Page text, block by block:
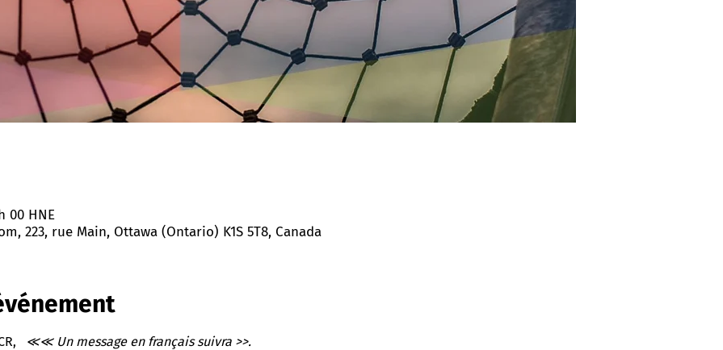
00 HNE
223, rue Main, Ottawa (Ontario) K1S 5T8, Canada
≪≪ Un message en français suivra >>.